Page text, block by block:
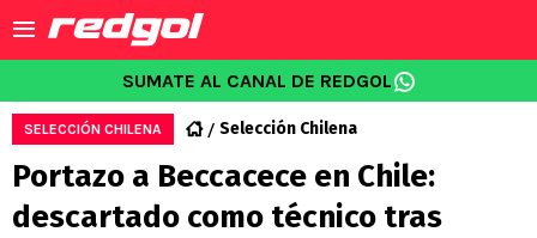
SUMATE AL CANAL DE REDGOL
SELECCIÓN CHILENA Selección Chilena
Portazo a Beccacece en Chile:
descartado como técnico tras